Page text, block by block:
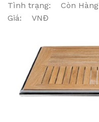
Tình trạng: Còn Hàng
Giá: VNĐ